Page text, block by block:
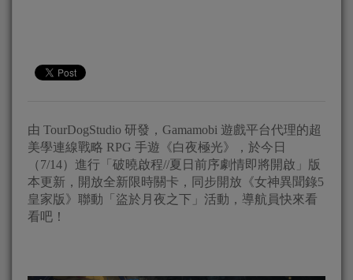
由 TourDogStudio 研發，Gamamobi 遊戲平台代理的超
美學連線戰略 RPG 手遊《白夜極光》，於今日
（7/14）進行「破曉啟程//夏日前序劇情即將開啟」版
本更新，開放全新限時關卡，同步開放《女神異聞錄5
皇家版》聯動「盜於月夜之下」活動，導航員快來看
看吧！